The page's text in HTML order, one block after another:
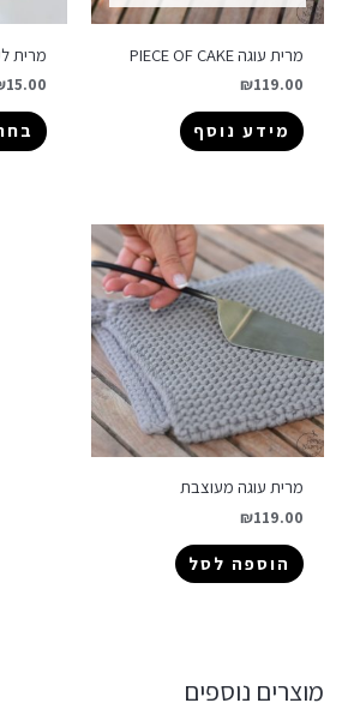
מרית עוגה PIECE OF CAKE
₪119.00
מידע נוסף
מרית
15.00
מרית עוגה מעוצבת
₪119.00
הוספה לסל
מוצרים נוספים